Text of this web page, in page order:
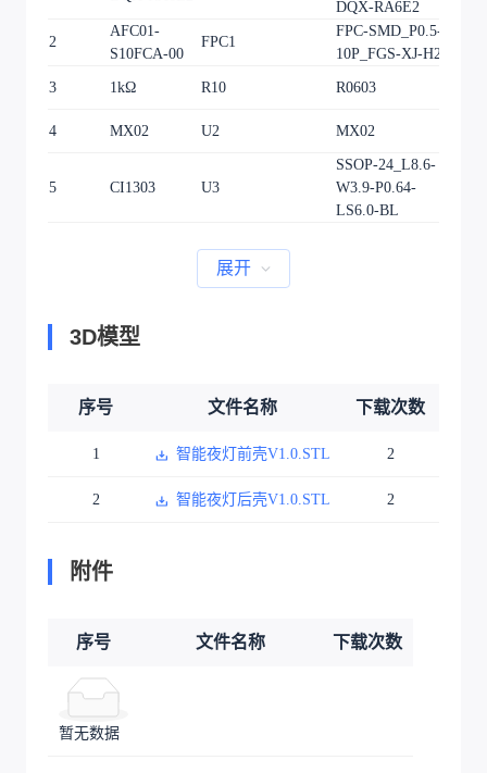
DQX-RA6E2
2
AFC01-
S10FCA-00
FPC1
FPC-SMD_P0.5-
10P_FGS-XJ-H2.0
3 1kΩ R10 R0603
4 MX02 U2 MX02
5 CI1303 U3
SSOP-24_L8.6-
W3.9-P0.64-
LS6.0-BL
展开
3D模型
序号 文件名称 下载次数
1 智能夜灯前壳V1.0.STL 2
2 智能夜灯后壳V1.0.STL 2
附件
序号 文件名称 下载次数
暂无数据